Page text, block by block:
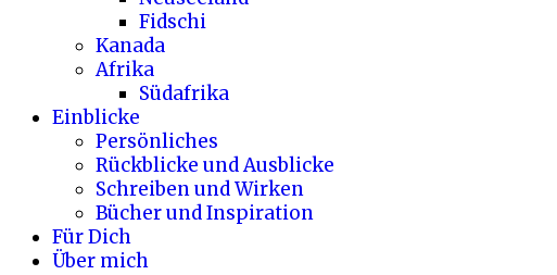
Fidschi
Kanada
Afrika
Südafrika
Einblicke
Persönliches
Rückblicke und Ausblicke
Schreiben und Wirken
Bücher und Inspiration
Für Dich
Über mich